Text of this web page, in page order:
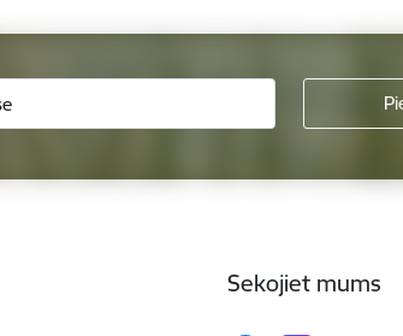
Sekojiet mums